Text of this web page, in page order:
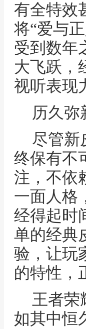
有全特效
将“爱与
受到数年
大飞跃，
视听表现
历久弥
尽管新
终保有不
注，不依
一面人格
经得起时
单的经典
验，让玩
的特性，
王者荣
如其中恒